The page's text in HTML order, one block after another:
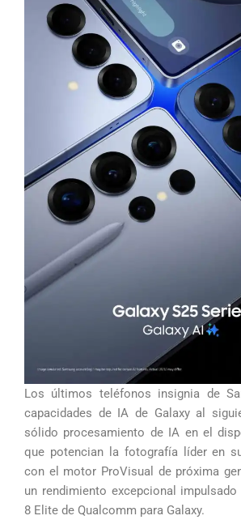
Los últimos teléfonos insignia de
capacidades de IA de Galaxy al
sólido procesamiento de IA en el
que potencian la fotografía líder en
con el motor ProVisual de próxima
un rendimiento excepcional
8 Elite de Qualcomm para Galaxy.